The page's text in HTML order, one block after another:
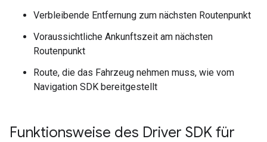
Verbleibende Entfernung zum nächsten Routenpunkt
Voraussichtliche Ankunftszeit am nächsten
Routenpunkt
Route, die das Fahrzeug nehmen muss, wie vom
Navigation SDK bereitgestellt
Funktionsweise des Driver SDK für